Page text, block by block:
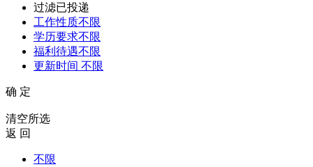
过滤已投递
工作性质不限
学历要求不限
福利待遇不限
更新时间 不限
确 定
清空所选
返 回
不限